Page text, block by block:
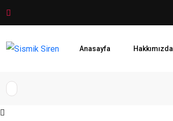
Anasayfa Hakkımızda